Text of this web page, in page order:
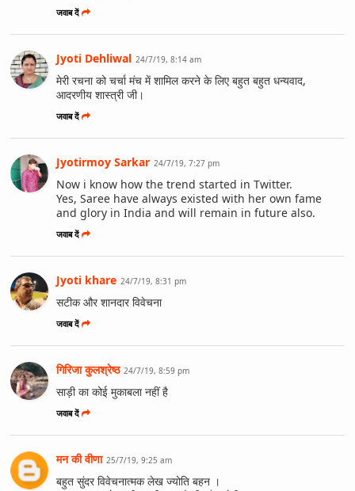
जवाब दें
Jyoti Dehliwal 24/7/19, 8:14 am
मेरी रचना को चर्चा मंच में शामिल करने के लिए बहुत बहुत धन्यवाद,
आदरणीय शास्त्री जी।
जवाब दें
Jyotirmoy Sarkar 24/7/19, 7:27 pm
Now i know how the trend started in Twitter.
Yes, Saree have always existed with her own fame
and glory in India and will remain in future also.
जवाब दें
Jyoti khare 24/7/19, 8:31 pm
सटीक और शानदार विवेचना
जवाब दें
गिरिजा कुलश्रेष्ठ 24/7/19, 8:59 pm
साड़ी का कोई मुकाबला नहीं है
जवाब दें
मन की वीणा 25/7/19, 9:25 am
बहुत सुंदर विवेचनात्मक लेख ज्योति बहन ।